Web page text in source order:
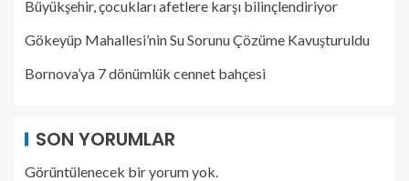
Büyükşehir, çocukları afetlere karşı bilinçlendiriyor
Gökeyüp Mahallesi’nin Su Sorunu Çözüme Kavuşturuldu
Bornova’ya 7 dönümlük cennet bahçesi
SON YORUMLAR
Görüntülenecek bir yorum yok.